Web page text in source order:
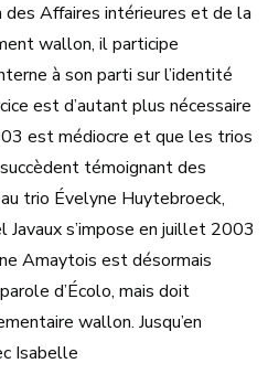
des Affaires intérieures et de la
wallon, il participe
à son parti sur l’identité
est d’autant plus nécessaire
est médiocre et que les trios
témoignant des
trio Évelyne Huytebroeck,
Javaux s’impose en juillet 2003
Amaytois est désormais
d’Écolo, mais doit
wallon. Jusqu’en
Isabelle